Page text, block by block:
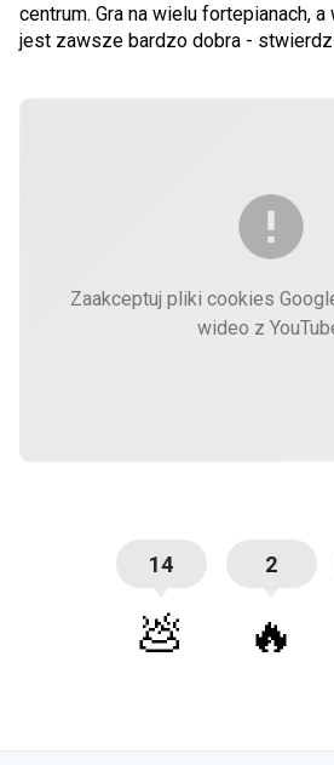
centrum. Gra na wielu fortepianach,
jest zawsze bardzo dobra -
Zaakceptuj pliki cookies
wideo z
14
💩
2
🔥